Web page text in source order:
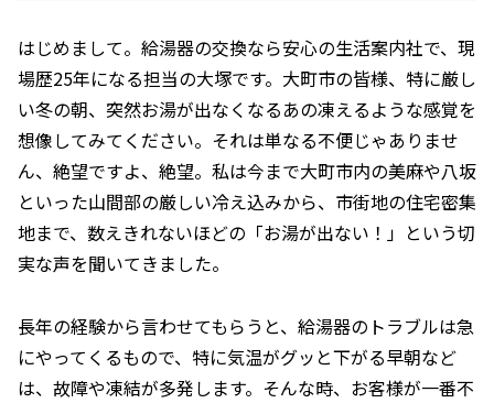
はじめまして。給湯器の交換なら安心の生活案内社で、現
場歴25年になる担当の大塚です。大町市の皆様、特に厳し
い冬の朝、突然お湯が出なくなるあの凍えるような感覚を
想像してみてください。それは単なる不便じゃありませ
ん、絶望ですよ、絶望。私は今まで大町市内の美麻や八坂
といった山間部の厳しい冷え込みから、市街地の住宅密集
地まで、数えきれないほどの「お湯が出ない！」という切
実な声を聞いてきました。
長年の経験から言わせてもらうと、給湯器のトラブルは急
にやってくるもので、特に気温がグッと下がる早朝など
は、故障や凍結が多発します。そんな時、お客様が一番不